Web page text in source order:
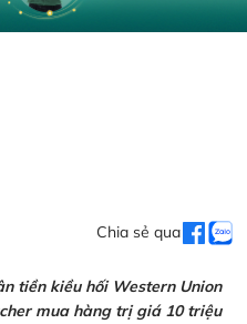
Chia sẻ qua
tiền kiều hối Western Union
mua hàng trị giá 10 triệu